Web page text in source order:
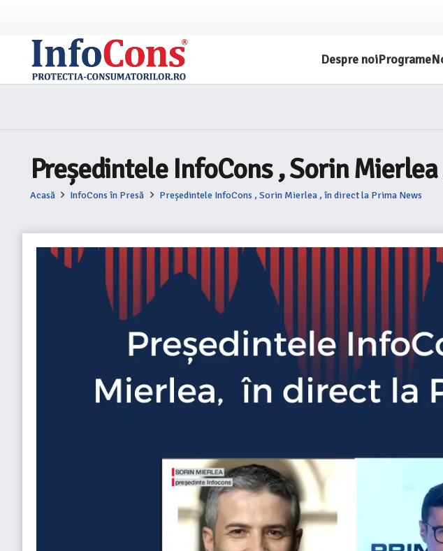
Despre noiPrograme
Președintele InfoCons , Sorin
Acasă InfoCons în Presă Președintele InfoCons , Sorin Mierlea , în direct la Prima News